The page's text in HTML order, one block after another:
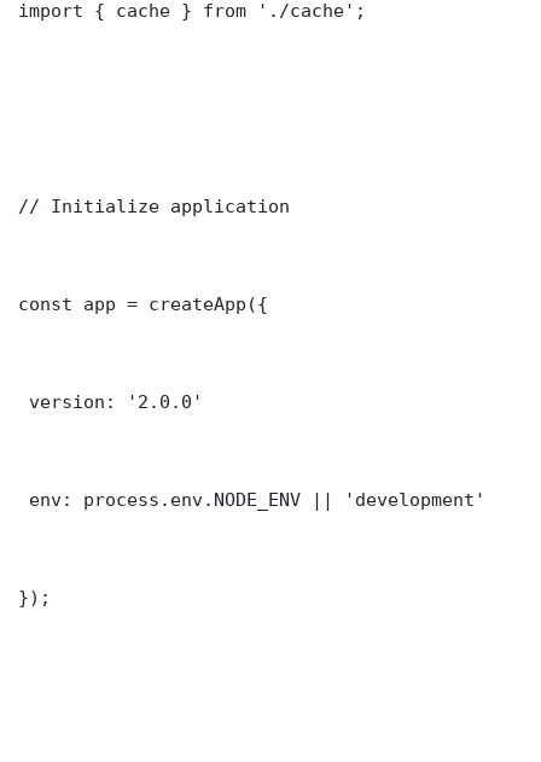
import { cache } from './cache';
// Initialize application
const app = createApp({
version: '2.0.0'
env: process.env.NODE_ENV || 'development'
});